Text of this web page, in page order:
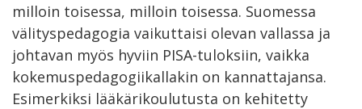
milloin toisessa, milloin toisessa. Suomessa
välityspedagogia vaikuttaisi olevan vallassa ja
johtavan myös hyviin PISA-tuloksiin, vaikka
kokemuspedagogiikallakin on kannattajansa.
Esimerkiksi lääkärikoulutusta on kehitetty